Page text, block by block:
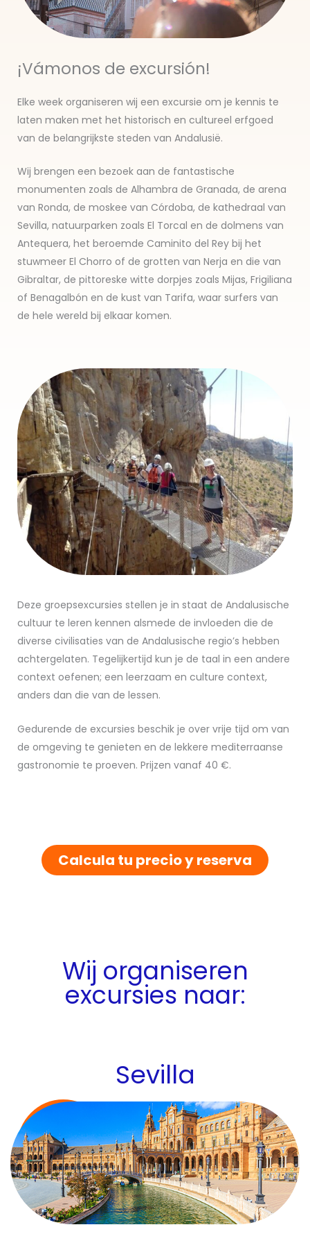
¡Vámonos de excursión!
Elke week organiseren wij een excursie om je kennis te
laten maken met het historisch en cultureel erfgoed
van de belangrijkste steden van Andalusië.
Wij brengen een bezoek aan de fantastische
monumenten zoals de Alhambra de Granada, de arena
van Ronda, de moskee van Córdoba, de kathedraal van
Sevilla, natuurparken zoals El Torcal en de dolmens van
Antequera, het beroemde Caminito del Rey bij het
stuwmeer El Chorro of de grotten van Nerja en die van
Gibraltar, de pittoreske witte dorpjes zoals Mijas, Frigiliana
of Benagalbón en de kust van Tarifa, waar surfers van
de hele wereld bij elkaar komen.
Deze groepsexcursies stellen je in staat de Andalusische
cultuur te leren kennen alsmede de invloeden die de
diverse civilisaties van de Andalusische regio’s hebben
achtergelaten. Tegelijkertijd kun je de taal in een andere
context oefenen; een leerzaam en culture context,
anders dan die van de lessen.
Gedurende de excursies beschik je over vrije tijd om van
de omgeving te genieten en de lekkere mediterraanse
gastronomie te proeven. Prijzen vanaf 40 €.
Calcula tu precio y reserva
Wij organiseren
excursies naar:
Sevilla